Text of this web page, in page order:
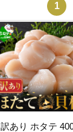
1
訳あり ホタテ